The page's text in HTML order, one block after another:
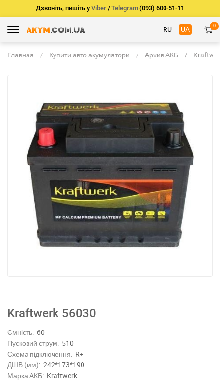
Дзвоніть, пишіть у Viber / Telegram (093) 600-51-11
RU UA 0
Главная Купити авто акумулятори Архив АКБ
Kraftwerk 56030
Ємність: 60
Пусковий струм: 510
Схема підключення: R+
ДШВ (мм): 242*173*190
Марка АКБ: Kraftwerk